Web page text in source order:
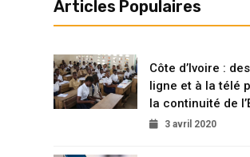
Articles Populaires
Côte d’Ivoire :
ligne et à la télé
la continuité de
3 avril 2020